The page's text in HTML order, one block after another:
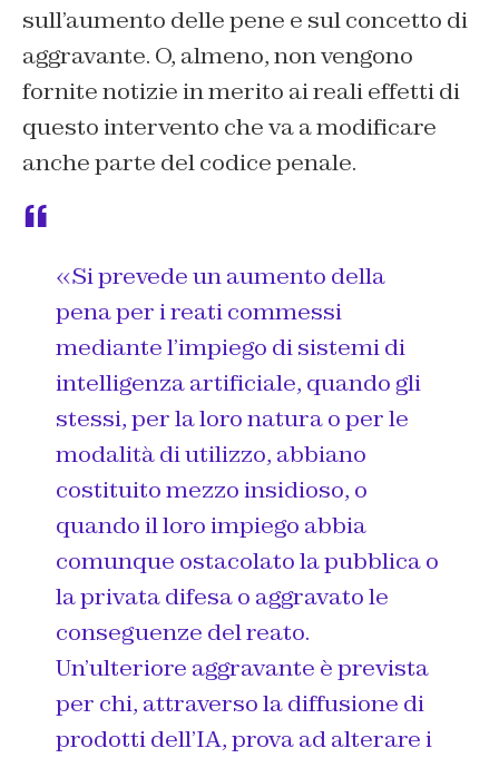
sull’aumento delle pene e sul concetto di
aggravante. O, almeno, non vengono
fornite notizie in merito ai reali effetti di
questo intervento che va a modificare
anche parte del codice penale.
«Si prevede un aumento della
pena per i reati commessi
mediante l’impiego di sistemi di
intelligenza artificiale, quando gli
stessi, per la loro natura o per le
modalità di utilizzo, abbiano
costituito mezzo insidioso, o
quando il loro impiego abbia
comunque ostacolato la pubblica o
la privata difesa o aggravato le
conseguenze del reato.
Un’ulteriore aggravante è prevista
per chi, attraverso la diffusione di
prodotti dell’IA, prova ad alterare i